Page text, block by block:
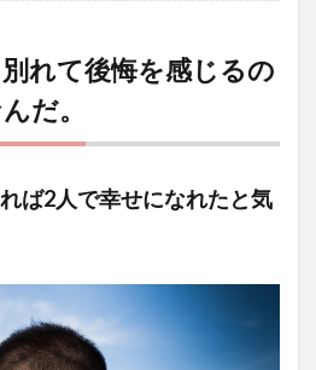
れて後悔を感じるの
だ。
ば2人で幸せになれたと気